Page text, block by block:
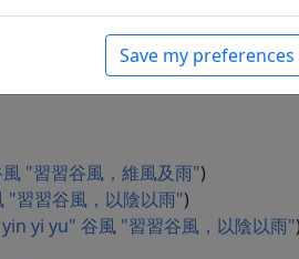
ist (Gao qiu "Gao qiu xiao
"習習谷風，維風及雨")
習習谷風，以陰以雨")
yi yu" 谷風 "習習谷風，以陰以雨"
Save my preferences